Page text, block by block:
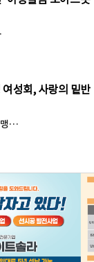
성회, 사랑의 밑반
맹…